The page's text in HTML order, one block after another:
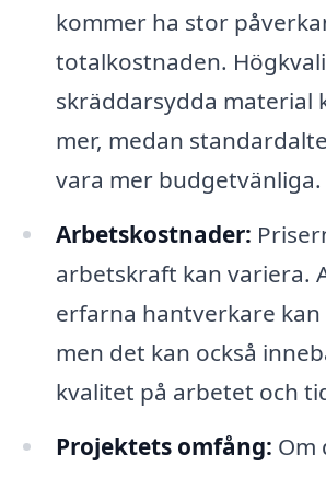
kommer ha stor
totalkostnaden.
skräddarsydda material
mer, medan
vara mer budgetvänliga.
Arbetskostnader:
arbetskraft kan variera.
erfarna hantverkare kan
men det kan också
kvalitet på arbetet och
Projektets omfång: Om